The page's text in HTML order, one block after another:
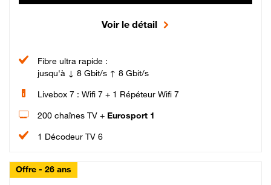
Voir le détail
Fibre ultra rapide :
jusqu'à ↓ 8 Gbit/s ↑ 8 Gbit/s
Livebox 7 : Wifi 7 + 1 Répéteur Wifi 7
200 chaînes TV + Eurosport 1
1 Décodeur TV 6
Offre - 26 ans